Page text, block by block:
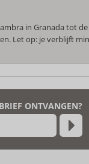
in Granada tot
Let op: je verblijft
ONTVANGEN?